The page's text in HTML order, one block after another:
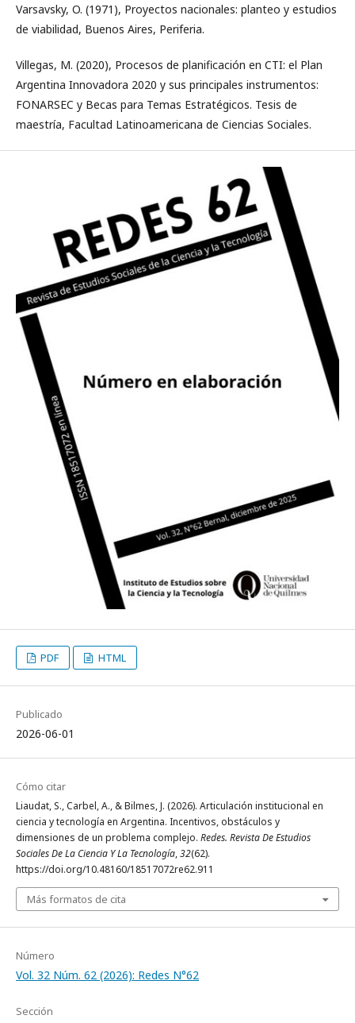
Varsavsky, O. (1971), Proyectos nacionales: planteo y estudios
de viabilidad, Buenos Aires, Periferia.
Villegas, M. (2020), Procesos de planificación en CTI: el Plan
Argentina Innovadora 2020 y sus principales instrumentos:
FONARSEC y Becas para Temas Estratégicos. Tesis de
maestría, Facultad Latinoamericana de Ciencias Sociales.
PDF HTML
Publicado
2026-06-01
Cómo citar
Liaudat, S., Carbel, A., & Bilmes, J. (2026). Articulación institucional en
ciencia y tecnología en Argentina. Incentivos, obstáculos y
dimensiones de un problema complejo. Redes. Revista De Estudios
Sociales De La Ciencia Y La Tecnología,32(62).
https://doi.org/10.48160/18517072re62.911
Más formatos de cita
Número
Vol. 32 Núm. 62 (2026): Redes N°62
Sección